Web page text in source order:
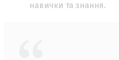
навички та знання.